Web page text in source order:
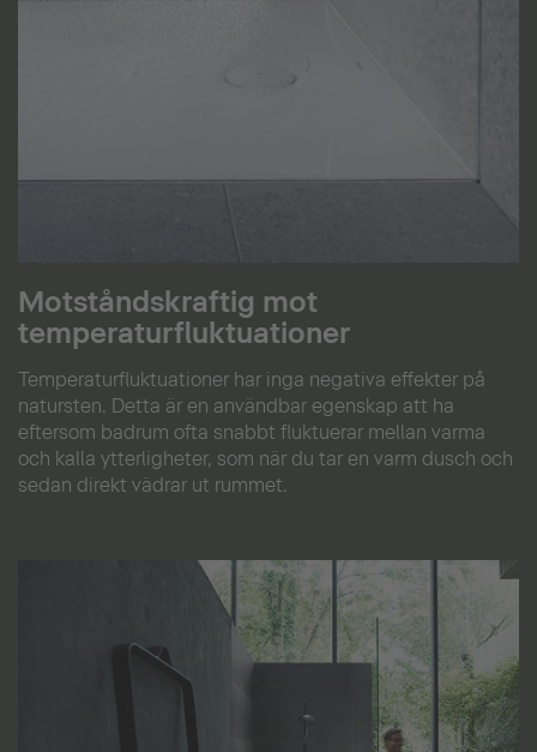
Motståndskraftig mot
temperaturfluktuationer
Temperaturfluktuationer har inga negativa effekter på
natursten. Detta är en användbar egenskap att ha
eftersom badrum ofta snabbt fluktuerar mellan varma
och kalla ytterligheter, som när du tar en varm dusch och
sedan direkt vädrar ut rummet.